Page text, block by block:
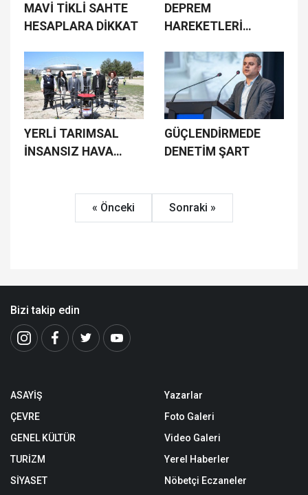
MAVİ TİKLİ SAHTE
HESAPLARA DİKKAT
DEPREM
HAREKETLERİ
YERLİ TARIMSAL
İNSANSIZ HAVA
GÜÇLENDİRMEDE
DENETİM ŞART
« Önceki Sonraki »
Bizi takip edin
ASAYİŞ
ÇEVRE
GENEL KÜLTÜR
TURİZM
SİYASET
Yazarlar
Foto Galeri
Video Galeri
Yerel Haberler
Nöbetçi Eczaneler